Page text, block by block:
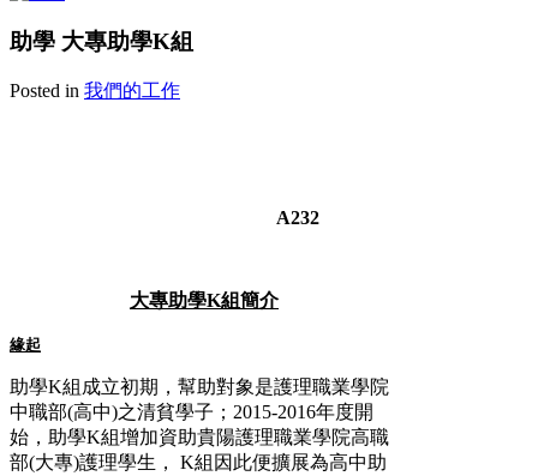
助學 大專助學K組
Posted in 我們的工作
A232
大專助學K組簡介
緣起
助學K組成立初期，幫助對象是護理職業學院
中職部(高中)之清貧學子；2015-2016年度開
始，助學K組增加資助貴陽護理職業學院高職
部(大專)護理學生， K組因此便擴展為高中助